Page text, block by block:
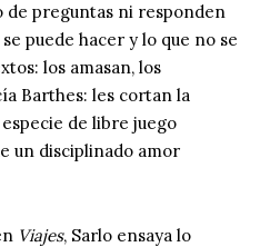
de preguntas ni responden
puede hacer y lo que no se
los amasan, los
Barthes: les cortan la
de libre juego
un disciplinado amor
Viajes, Sarlo ensaya lo